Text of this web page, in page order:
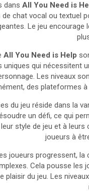
dans All You Need is
chat vocal ou textuel
Le jeu
All You Need is Help
uniques qui nécessitent
Les niveaux
des plateformes
du jeu réside dans la
un défi, ce qui
style de jeu et à leurs
joueurs à
joueurs progressent,
Cela pousse les
plaisir du jeu. Les